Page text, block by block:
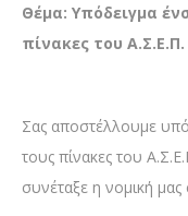
Θέμα: Υπόδειγμα
πίνακες του
Σας αποστέλλουμε
τους πίνακες του
συνέταξε η νομική